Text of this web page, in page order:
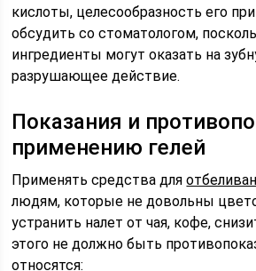
кислоты, целесообразность его
обсудить со стоматологом,
ингредиенты могут оказать на
разрушающее действие.
Показания и
применению гелей
Применять средства для
людям, которые не довольны
устранить налет от чая, кофе,
этого не должно быть
относятся: